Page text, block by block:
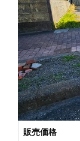
販売価格